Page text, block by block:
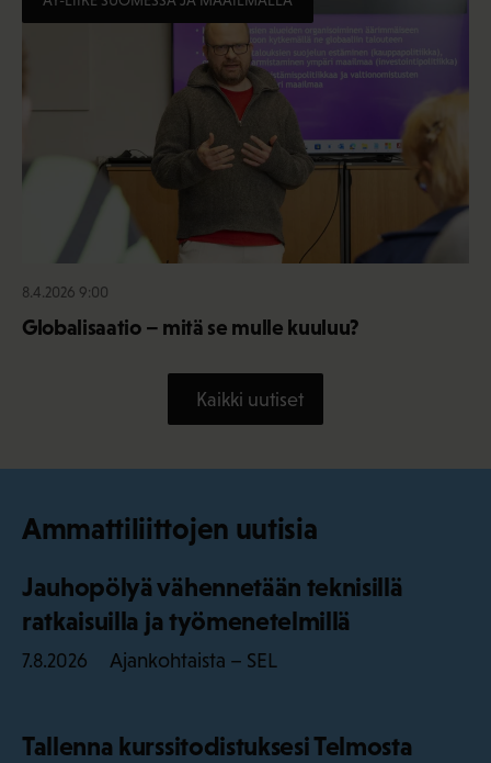
8.4.2026 9:00
Globalisaatio – mitä se mulle kuuluu?
Kaikki uutiset
Ammattiliittojen uutisia
Jauhopölyä vähennetään teknisillä
ratkaisuilla ja työmenetelmillä
7.8.2026 Ajankohtaista – SEL
Tallenna kurssitodistuksesi Telmosta